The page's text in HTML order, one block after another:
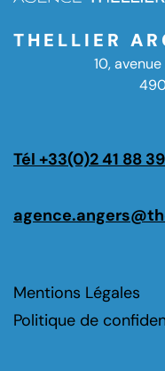
THELLIER
10,
Tél +33(0)2 41 88
Mentions Légales
Politique de